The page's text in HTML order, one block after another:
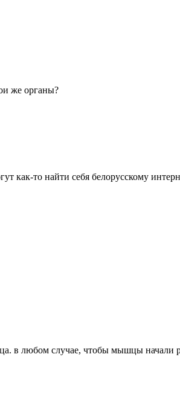
же органы?
как-то найти себя белорусскому
в любом случае, чтобы мышцы